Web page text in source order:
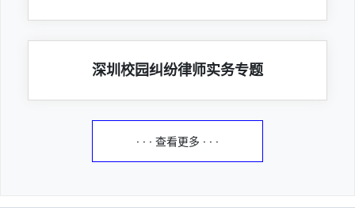
深圳校园纠纷律师实务专题
· · · 查看更多 · · ·